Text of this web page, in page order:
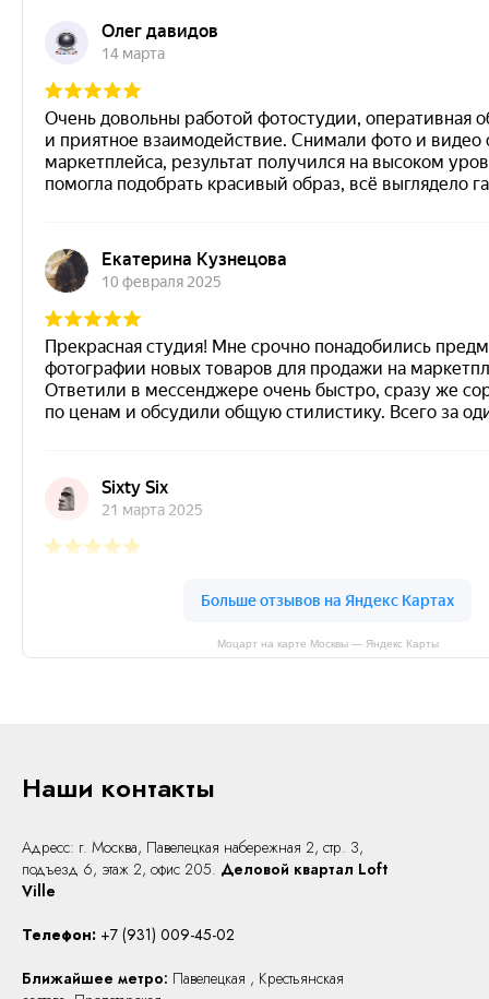
Моцарт на карте Москвы — Яндекс Карты
Наши контакты
Адресс: г. Москва, Павелецкая набережная 2, стр. 3,
подъезд 6, этаж 2, офис 205. Деловой квартал Loft
Ville
Телефон: +7 (931) 009-45-02
Ближайшее метро: Павелецкая , Крестьянская